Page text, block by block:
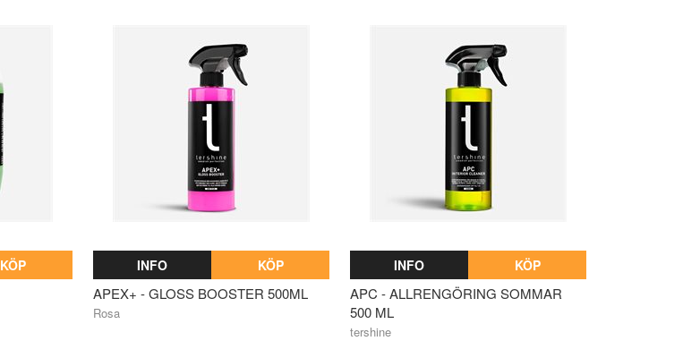
KÖP INFO KÖP
APEX+ - GLOSS BOOSTER 500ML
Rosa
INFO KÖP
APC - ALLRENGÖRING SOMMAR
500 ML
tershine